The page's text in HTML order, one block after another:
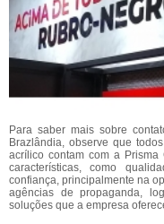
Para saber mais sobre
Brazlândia, observe que
acrílico contam com a Prisma
características, como
confiança, principalmente na
agências de propaganda,
soluções que a empresa